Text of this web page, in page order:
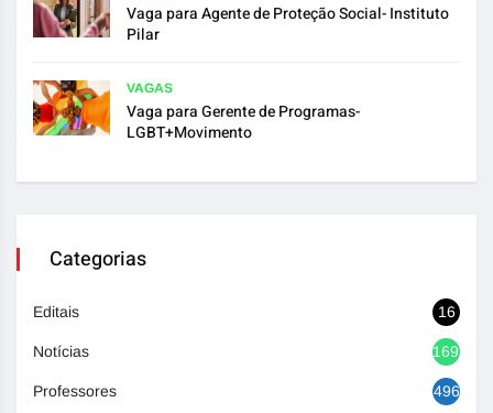
Vaga para Agente de Proteção Social- Instituto
Pilar
VAGAS
Vaga para Gerente de Programas-
LGBT+Movimento
Categorias
Editais 16
Notícias 1692
Professores 496